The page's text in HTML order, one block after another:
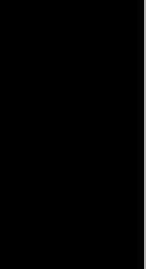
inconnue
rauhasta on
hora